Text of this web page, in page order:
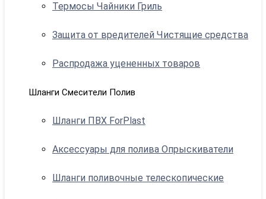
Термосы Чайники Гриль
Защита от вредителей Чистящие средства
Распродажа уцененных товаров
Шланги Смесители Полив
Шланги ПВХ ForPlast
Аксессуары для полива Опрыскиватели
Шланги поливочные телескопические